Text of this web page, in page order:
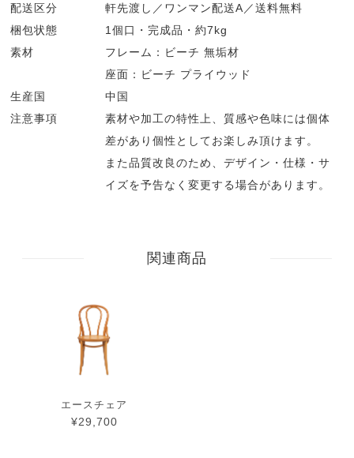
配送区分
軒先渡し／ワンマン配送A／送料無料
梱包状態
1個口・完成品・約7kg
素材
フレーム：ビーチ 無垢材
座面：ビーチ プライウッド
生産国
中国
注意事項
素材や加工の特性上、質感や色味には個体
差があり個性としてお楽しみ頂けます。
また品質改良のため、デザイン・仕様・サ
イズを予告なく変更する場合があります。
関連商品
エースチェア
¥29,700